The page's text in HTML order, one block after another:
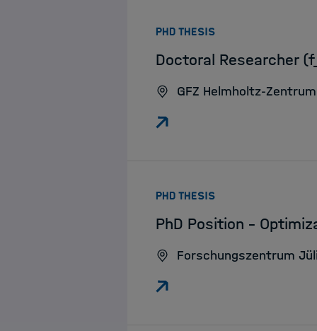
PHD THESIS:
Doctoral Researcher
GFZ Helmholtz-
PHD THESIS:
PhD Position –
Forschungszentrum